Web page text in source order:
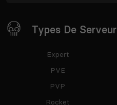
Types De Serveur
Expert
PVE
PVP
Rocket